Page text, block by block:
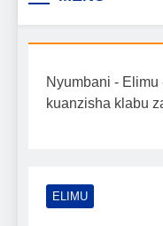
kilimo,
Nyumbani - Elimu
kuanzisha klabu
ELIMU